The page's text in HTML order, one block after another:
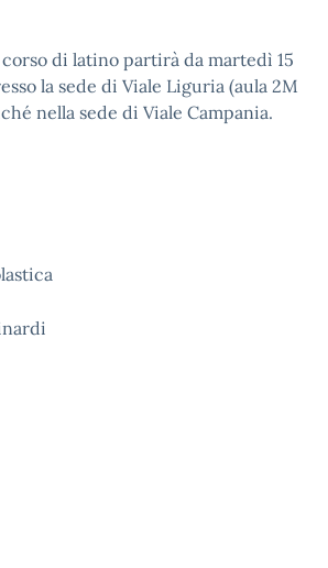
di latino partirà da martedì 15
la sede di Viale Liguria (aula 2M
nella sede di Viale Campania.